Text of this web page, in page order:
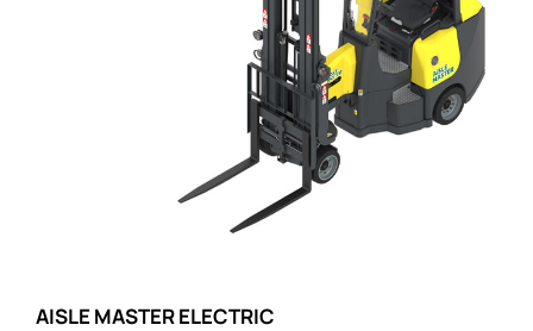
AISLE MASTER ELECTRIC